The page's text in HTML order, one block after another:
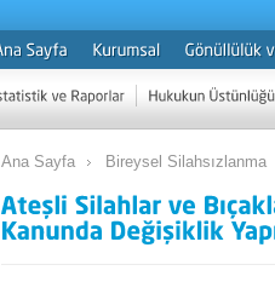
Ana Sayfa Bireysel Silahsızlanma